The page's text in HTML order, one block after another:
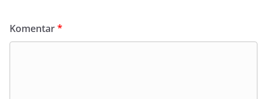
Komentar*